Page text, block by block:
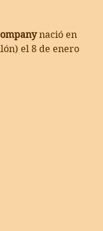
nació en
el 8 de enero